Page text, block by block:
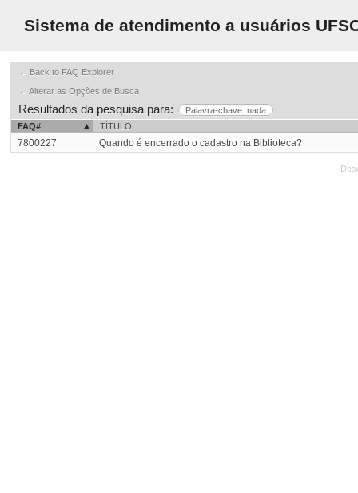
Sistema de atendimento a usuários
← Back to FAQ Explorer
← Alterar as Opções de Busca
Resultados da pesquisa para:
Palavra-chave: nada
FAQ#
TÍTULO
7800227 Quando é encerrado o cadastro na Biblioteca?